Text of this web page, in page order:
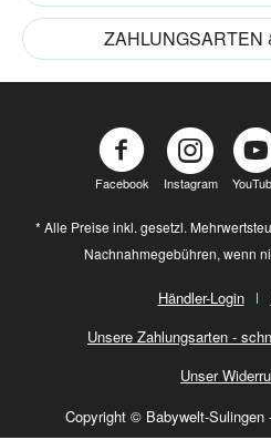
ZAHLUNGSARTEN
Facebook Instagram
* Alle Preise inkl. gesetzl.
Nachnahmegebühren, wenn
Händler-Login
Unsere Zahlungsarten -
Unser
Copyright © Babywelt-Sulingen